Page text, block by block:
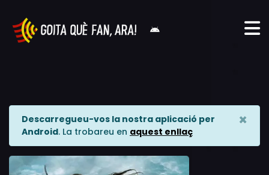
Descarregueu-vos la nostra aplicació per
Android. La trobareu en aquest enllaç
×